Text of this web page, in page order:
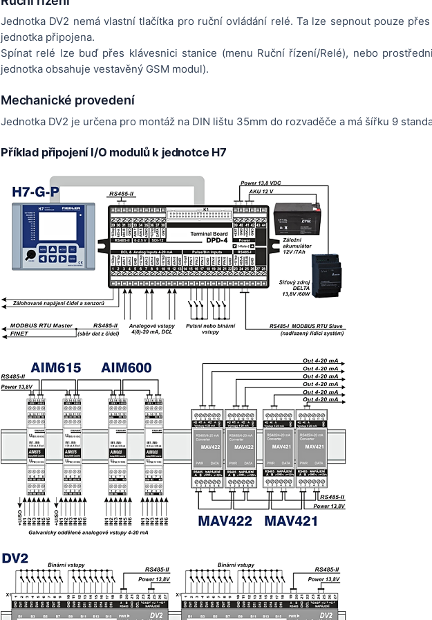
Jednotka DV2 nemá vlastní tlačítka pro ruční ovládání relé. Ta lze sepnout pouze
jednotka připojena.
Spínat relé lze buď přes klávesnici stanice (menu Ruční řízení/Relé), nebo
jednotka obsahuje vestavěný GSM modul).
Mechanické provedení
Jednotka DV2 je určena pro montáž na DIN lištu 35mm do rozvaděče a má šířku 9
Příklad připojení I/O modulů k jednotce H7